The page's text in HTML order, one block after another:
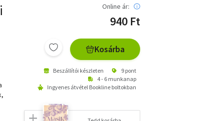
Online ár:
940 Ft
Kosárba
Beszállítói készleten
9 pont
4 - 6 munkanap
Ingyenes átvétel Bookline boltokban